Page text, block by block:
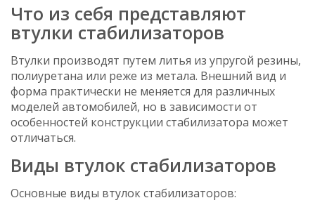
Что из себя представляют
втулки стабилизаторов
Втулки производят путем литья из упругой резины,
полиуретана или реже из метала. Внешний вид и
форма практически не меняется для различных
моделей автомобилей, но в зависимости от
особенностей конструкции стабилизатора может
отличаться.
Виды втулок стабилизаторов
Основные виды втулок стабилизаторов: